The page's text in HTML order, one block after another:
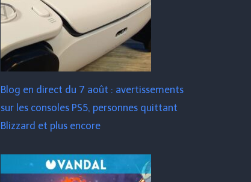
Blog en direct du 7 août : avertissements
sur les consoles PS5, personnes quittant
Blizzard et plus encore